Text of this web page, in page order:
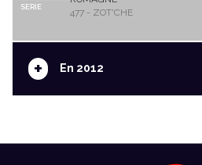
SERIE
477 - ZOT'CHE
+ En 2012